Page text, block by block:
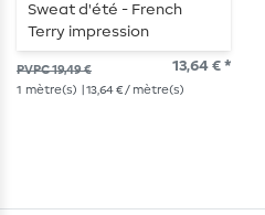
Sweat d'été - French
Terry impression
numérique voiture de
course orange
PVPC 19,49 € 13,64 € *
1 mètre(s) | 13,64 € / mètre(s)